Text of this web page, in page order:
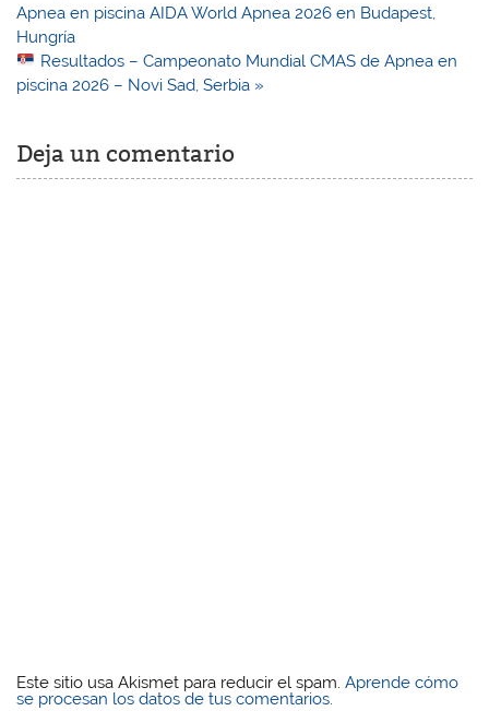
de
entradas
Apnea en piscina AIDA World Apnea 2026 en Budapest,
Hungría
Resultados – Campeonato Mundial CMAS de Apnea en
piscina 2026 – Novi Sad, Serbia »
Deja un comentario
Este sitio usa Akismet para reducir el spam.Aprende cómo
se procesan los datos de tus comentarios.